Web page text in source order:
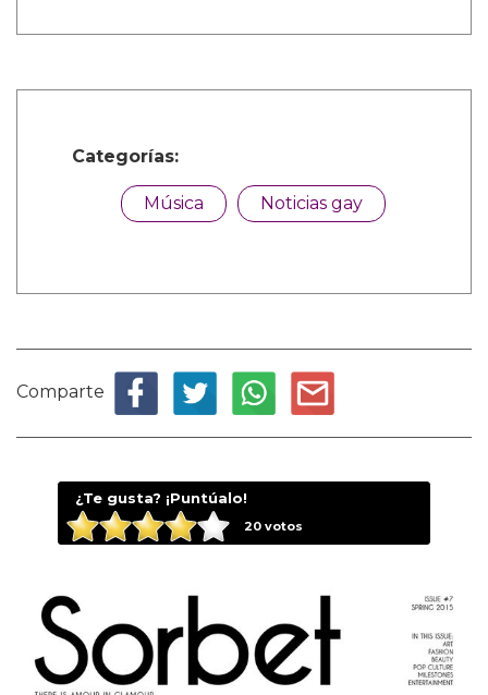
Categorías:
Música Noticias gay
Comparte
¿Te gusta? ¡Puntúalo!
20votos